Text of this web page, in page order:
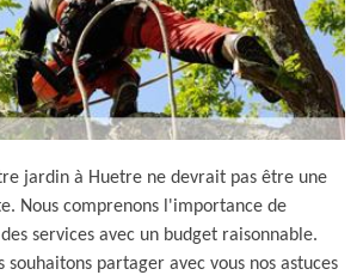
jardin à Huetre ne devrait pas être une
Nous comprenons l'importance de
services avec un budget raisonnable.
souhaitons partager avec vous nos astuces